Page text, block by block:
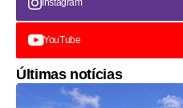
Instagram
YouTube
Últimas notícias